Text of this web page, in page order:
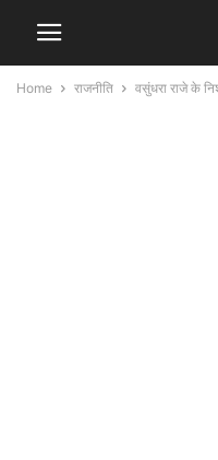
Home राजनीति वसुंधरा राजे के